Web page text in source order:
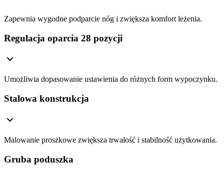
Zapewnia wygodne podparcie nóg i zwiększa komfort leżenia.
Regulacja oparcia 28 pozycji
Umożliwia dopasowanie ustawienia do różnych form wypoczynku.
Stalowa konstrukcja
Malowanie proszkowe zwiększa trwałość i stabilność użytkowania.
Gruba poduszka